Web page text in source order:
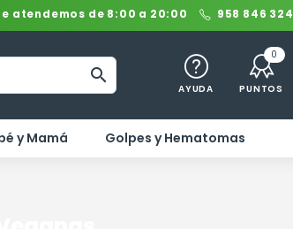
atendemos de 8:00 a 20:00 958 846 324

AYUDA
0
PUNTOS
y Mamá Golpes y Hematomas